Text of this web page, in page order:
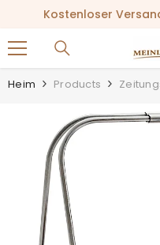
Kostenloser
Heim Products